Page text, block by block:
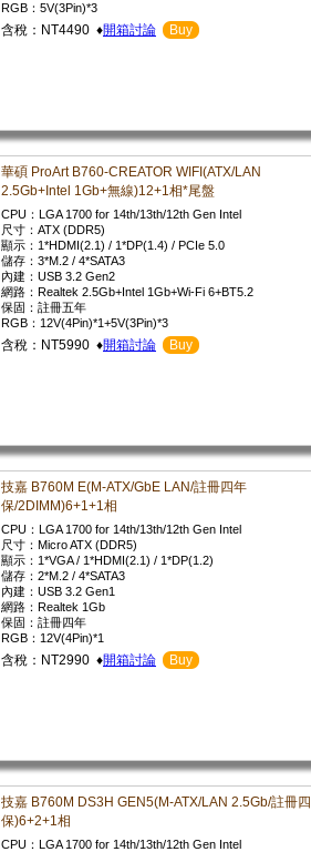
RGB：5V(3Pin)*3
含稅：NT4490 ♦開箱討論 Buy
華碩 ProArt B760-CREATOR WIFI(ATX/LAN
2.5Gb+Intel 1Gb+無線)12+1相*尾盤
CPU：LGA 1700 for 14th/13th/12th Gen Intel
尺寸：ATX (DDR5)
顯示：1*HDMI(2.1) / 1*DP(1.4) / PCIe 5.0
儲存：3*M.2 / 4*SATA3
內建：USB 3.2 Gen2
網路：Realtek 2.5Gb+Intel 1Gb+Wi-Fi 6+BT5.2
保固：註冊五年
RGB：12V(4Pin)*1+5V(3Pin)*3
含稅：NT5990 ♦開箱討論 Buy
技嘉 B760M E(M-ATX/GbE LAN/註冊四年
保/2DIMM)6+1+1相
CPU：LGA 1700 for 14th/13th/12th Gen Intel
尺寸：Micro ATX (DDR5)
顯示：1*VGA / 1*HDMI(2.1) / 1*DP(1.2)
儲存：2*M.2 / 4*SATA3
內建：USB 3.2 Gen1
網路：Realtek 1Gb
保固：註冊四年
RGB：12V(4Pin)*1
含稅：NT2990 ♦開箱討論 Buy
技嘉 B760M DS3H GEN5(M-ATX/LAN 2.5Gb/註冊
保)6+2+1相
CPU：LGA 1700 for 14th/13th/12th Gen Intel